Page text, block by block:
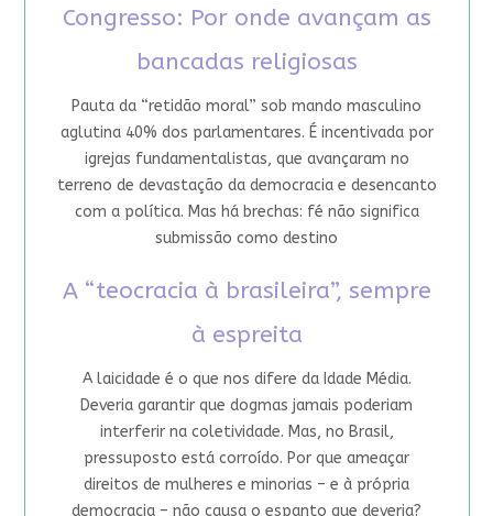
Congresso: Por onde avançam as
bancadas religiosas
Pauta da “retidão moral” sob mando masculino
aglutina 40% dos parlamentares. É incentivada por
igrejas fundamentalistas, que avançaram no
terreno de devastação da democracia e desencanto
com a política. Mas há brechas: fé não significa
submissão como destino
A “teocracia à brasileira”, sempre
à espreita
A laicidade é o que nos difere da Idade Média.
Deveria garantir que dogmas jamais poderiam
interferir na coletividade. Mas, no Brasil,
pressuposto está corroído. Por que ameaçar
direitos de mulheres e minorias – e à própria
democracia – não causa o espanto que deveria?